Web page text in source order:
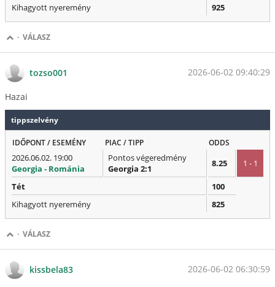
Kihagyott nyeremény
925
· VÁLASZ
tozso001 2026-06-02 09:40:29
Hazai
tippszelvény
IDŐPONT / ESEMÉNY PIAC / TIPP ODDS
2026.06.02. 19:00
Georgia - Románia
Pontos végeredmény
Georgia 2:1
8.25 1 - 1
Tét
100
Kihagyott nyeremény
825
· VÁLASZ
kissbela83 2026-06-02 06:30:59